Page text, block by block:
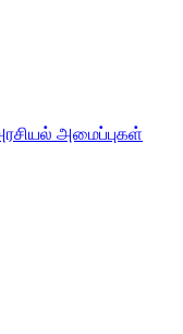
அமைப்புகள்